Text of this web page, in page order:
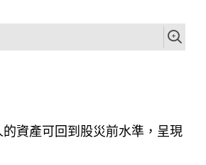
資產可回到股災前水準，呈現